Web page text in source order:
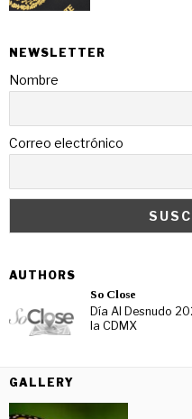
NEWSLETTER
Nombre
Correo electrónico
AUTHORS
So Close
Día Al Desnudo
la CDMX
GALLERY